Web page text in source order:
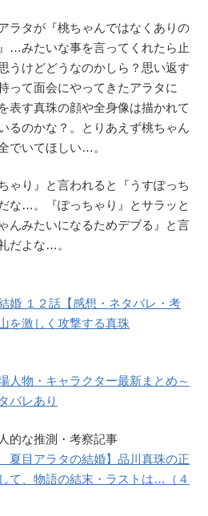
ラタが『桃ちゃんではなくありの
…みたいな事を言ってくれたら止
うけどどうなのかしら？思い返す
って面会にやってきたアラタに
表す真珠の顔や全身像は描かれて
るのかな？。とりあえず桃ちゃん
でいてほしい…。
ゃり』と言われると『うすぽっち
な…。『ぽっちゃり』とサラッと
んみたいになるためデブる』と言
だよな…。
婚 １２話【感想・ネタバレ・考
を激しく攻撃する真珠
人物・キャラクター最新まとめ～
バレあり
的な推測・考察記事
目アラタの結婚】品川真珠の正
て、物語の結末・ラストは…（４